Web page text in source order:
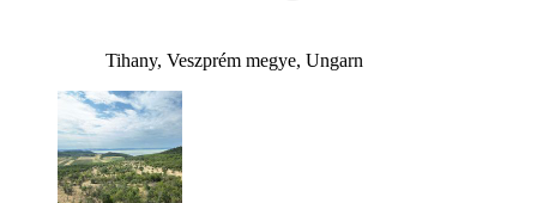
Tihany, Veszprém megye, Ungarn